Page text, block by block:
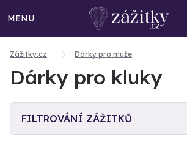
MENU
Zážitky.cz Dárky pro muže
Dárky pro kluky
FILTROVÁNÍ ZÁŽITKŮ